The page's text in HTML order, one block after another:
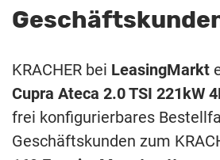
KRACHER bei LeasingMarkt
Cupra Ateca 2.0 TSI 221kW
frei konfigurierbares
Geschäftskunden zum